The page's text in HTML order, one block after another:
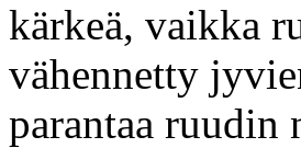
kärkeä, vaikka
vähennetty
parantaa